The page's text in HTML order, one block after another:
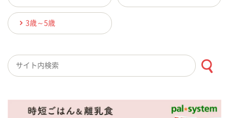
3歳～5歳
検索キーワード入力